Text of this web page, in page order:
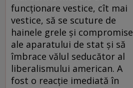
funcţionare vestice, cît mai
vestice, să se scuture de
hainele grele şi compromise
ale aparatului de stat şi să
îmbrace vălul seducător al
liberalismului american. A
fost o reacţie imediată în